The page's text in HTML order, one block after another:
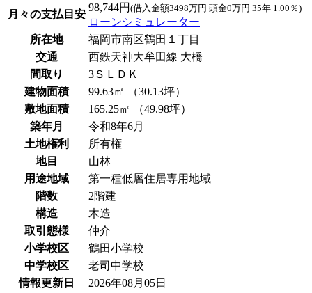
月々の支払目安
98,744円 (借入金額3498万円 頭金0万円 35年 1.00％)
ローンシミュレーター
所在地
福岡市南区鶴田１丁目
交通
西鉄天神大牟田線 大橋
間取り
3ＳＬＤＫ
建物面積
99.63㎡ （30.13坪）
敷地面積
165.25㎡ （49.98坪）
築年月
令和8年6月
土地権利
所有権
地目
山林
用途地域
第一種低層住居専用地域
階数
2階建
構造
木造
取引態様
仲介
小学校区
鶴田小学校
中学校区
老司中学校
情報更新日
2026年08月05日